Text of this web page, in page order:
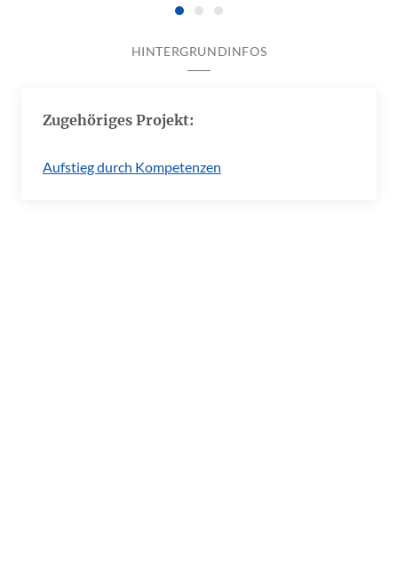
HINTERGRUNDINFOS
Zugehöriges Projekt:
Aufstieg durch Kompetenzen